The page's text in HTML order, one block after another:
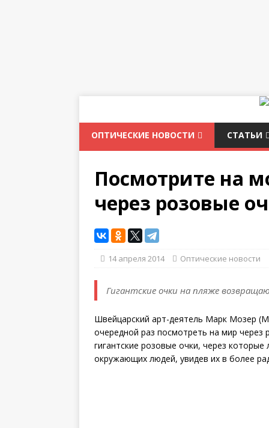
ОПТИЧЕСКИЕ НОВОСТИ СТАТЬИ
Посмотрите на
через розовые
14 апреля 2014 Оптические новости
Гигантские очки на пляже
Швейцарский арт-деятель Марк Мозер
очередной раз посмотреть на мир через
гигантские розовые очки, через
окружающих людей, увидев их в более